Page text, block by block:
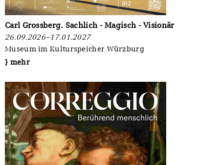
Carl Grossberg. Sachlich - Magisch - Visionär
26.09.2026–17.01.2027
Museum im Kulturspeicher Würzburg
} mehr